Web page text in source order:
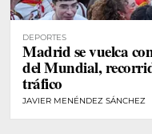
DEPORTES
Madrid se vuelca
del Mundial,
tráfico
JAVIER MENÉNDEZ SÁNCHEZ